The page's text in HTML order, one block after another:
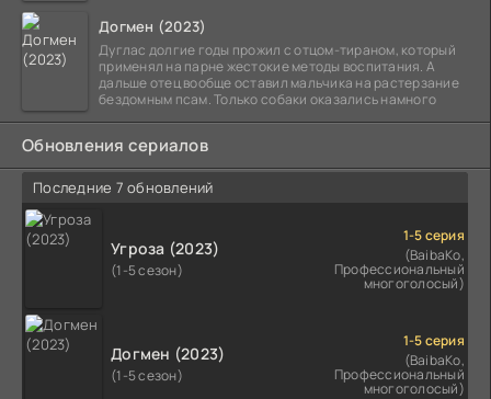
Догмен (2023)
Дуглас долгие годы прожил с отцом-тираном, который
применял на парне жестокие методы воспитания. А
дальше отец вообще оставил мальчика на растерзание
бездомным псам. Только собаки оказались намного
Обновления сериалов
Последние 7 обновлений
Угроза (2023)
(1-5 сезон)
1-5 серия
(BaibaKo,
Профессиональный
многоголосый)
Догмен (2023)
(1-5 сезон)
1-5 серия
(BaibaKo,
Профессиональный
многоголосый)